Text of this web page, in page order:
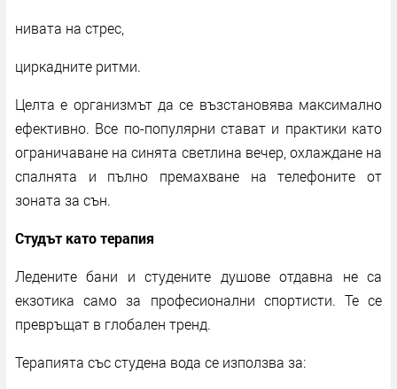
нивата на стрес,
циркадните ритми.
Целта е организмът да се възстановява максимално
ефективно. Все по-популярни стават и практики като
ограничаване на синята светлина вечер, охлаждане на
спалнята и пълно премахване на телефоните от
зоната за сън.
Студът като терапия
Ледените бани и студените душове отдавна не са
екзотика само за професионални спортисти. Те се
превръщат в глобален тренд.
Терапията със студена вода се използва за: